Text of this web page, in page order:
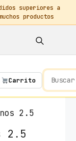
superiores a
productos
Carrito
2.5
2.5